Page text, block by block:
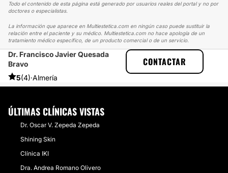
Todo el contenido de esta página está generado por usuarios reales del portal y no por
doctores o especialistas.
La información que aparece en Multiestetica.com en ningún caso puede sustituir la
relación entre el paciente y su médico. Multiestetica.com no hace apología de un
tratamiento médico específico, de un producto comercial o de un servicio.
Dr. Francisco Javier Quesada
Bravo
5(4)·Almería
CONTACTAR
MULTIESTETICA
EXPERIENCIAS
EXPERIENCIAS REALES SOBRE AUMENTO DE PECHO
EL MEJOR CIRUJANO QUE HE CONOCIDO
ÚLTIMAS CLÍNICAS VISTAS
Dr. Oscar V. Zepeda Zepeda
Shining Skin
Clínica IKI
Dra. Andrea Romano Olivero